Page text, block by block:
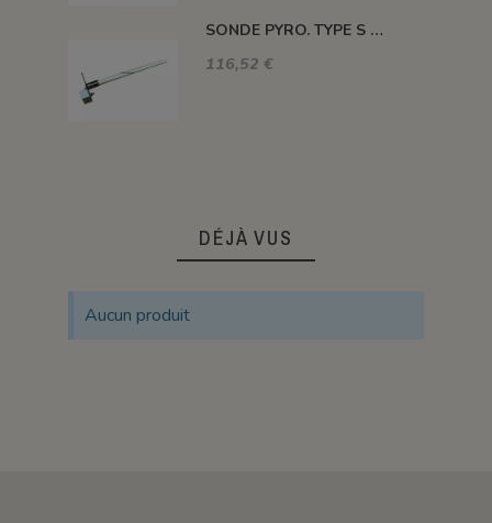
SONDE PYRO. TYPE S 1400° 120MM SANS TETE
116,52 €
DÉJÀ VUS
Aucun produit